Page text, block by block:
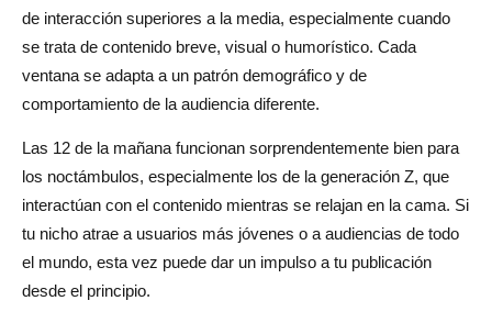
de interacción superiores a la media, especialmente cuando
se trata de contenido breve, visual o humorístico. Cada
ventana se adapta a un patrón demográfico y de
comportamiento de la audiencia diferente.
Las 12 de la mañana funcionan sorprendentemente bien para
los noctámbulos, especialmente los de la generación Z, que
interactúan con el contenido mientras se relajan en la cama. Si
tu nicho atrae a usuarios más jóvenes o a audiencias de todo
el mundo, esta vez puede dar un impulso a tu publicación
desde el principio.